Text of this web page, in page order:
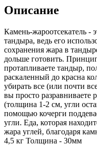
Описание
Камень-жароотсекатель -
тандыра, ведь его
сохранения жара в
дольше готовить.
протапливаете тандыр,
раскаленный до красна
убирать все (или почти
вы просто разравниваете
(толщина 1-2 см, угли
помощью кочерги
угли. Еда, которая
жара углей, благодаря
4,5 кг Толщина - 30мм